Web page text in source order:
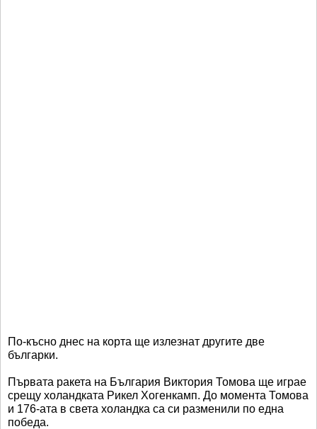
По-късно днес на корта ще излезнат другите две
българки.
Първата ракета на България Виктория Томова ще играе
срещу холандката Рикел Хогенкамп. До момента Томова
и 176-ата в света холандка са си разменили по една
победа.